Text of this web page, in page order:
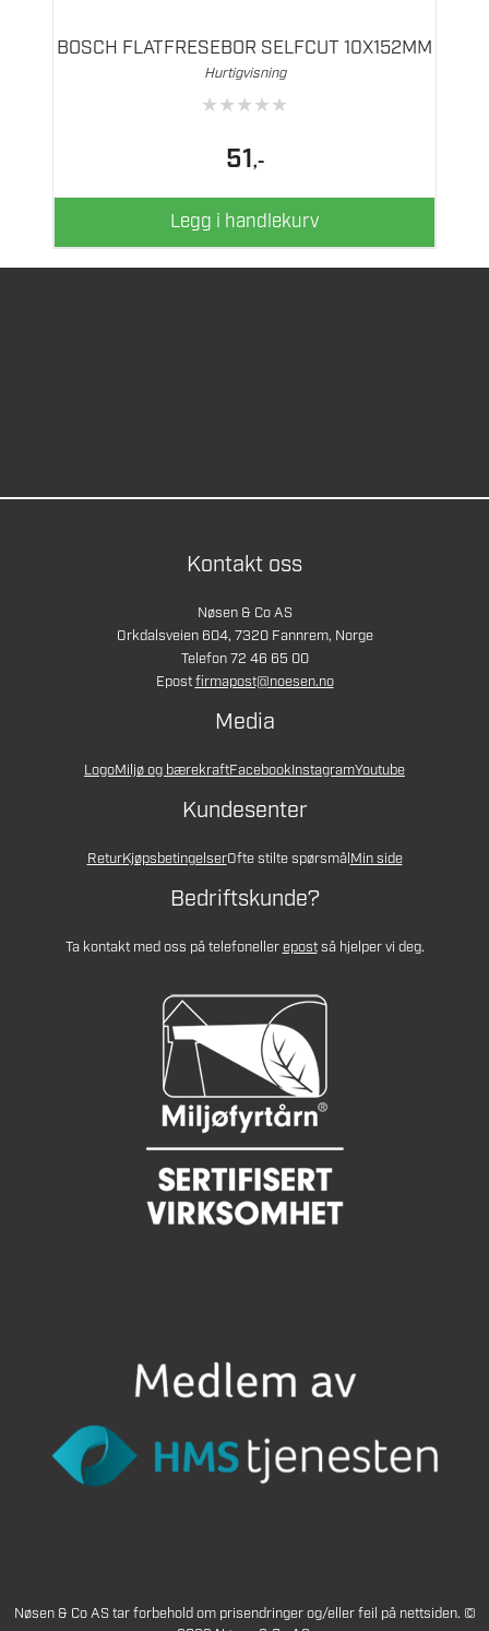
BOSCH FLATFRESEBOR SELFCUT 10X152MM
Hurtigvisning
★★★★★
51,-
Legg i handlekurv
Kontakt oss
Nøsen & Co AS
Orkdalsveien 604, 7320 Fannrem, Norge
Telefon 72 46 65 00
Epostfirmapost@noesen.no
Media
LogoMiljø og bærekraftFacebookInstagramYoutube
Kundesenter
ReturKjøpsbetingelserOfte stilte spørsmålMin side
Bedriftskunde?
Ta kontakt med oss på telefonellerepostså hjelper vi deg.
Nøsen & Co AS tar forbehold om prisendringer og/eller feil på nettsiden. ©